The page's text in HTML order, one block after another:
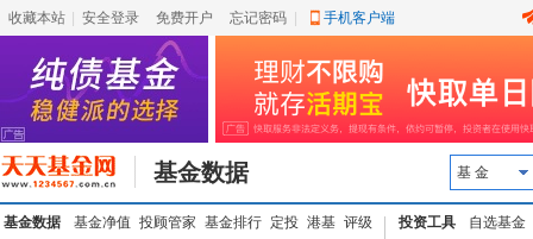
收藏本站 安全登录 免费开户 忘记密码 手机客户端
基金数据 基 金
基金数据 基金净值 投顾管家 基金排行 定投 港基 评级
投资工具
自选基金